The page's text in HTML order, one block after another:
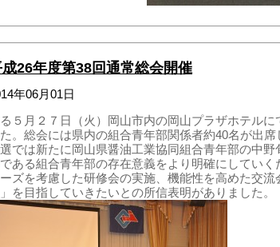
26年度第38回通常総会開催
年06月01日
５月２７日（火）岡山市内の岡山プラザホテル
た。総会には県内の組合青年部関係者約40名が出
では新たに岡山県醤油工業協同組合青年部の中
ある組合青年部の存在意義をより明確にしてい
ズを考慮した研修会の実施、機能性を高めた交
を目指していきたいとの所信表明がありました。